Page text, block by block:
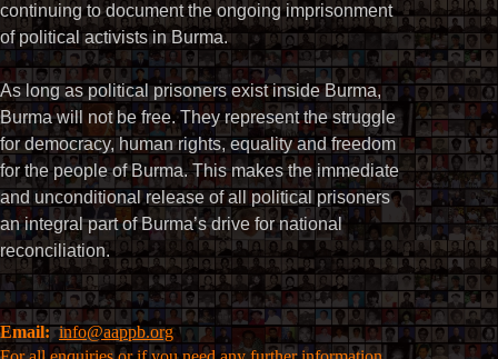
continuing to document the ongoing imprisonment
of political activists in Burma.
As long as political prisoners exist inside Burma,
Burma will not be free. They represent the struggle
for democracy, human rights, equality and freedom
for the people of Burma. This makes the immediate
and unconditional release of all political prisoners
an integral part of Burma’s drive for national
reconciliation.
Email:info@aappb.org